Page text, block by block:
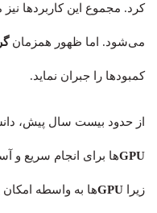
کرد. مجموع این کاربردها
می‌شود. اما ظهور همزمان
کمبودها را جبران نماید.
از حدود بیست سال پیش،
GPUها برای انجام سریع و
زیرا GPUها